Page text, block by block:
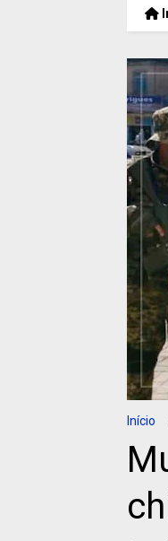
Início